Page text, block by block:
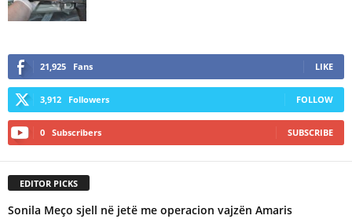
21,925 Fans LIKE
3,912 Followers FOLLOW
0 Subscribers SUBSCRIBE
EDITOR PICKS
Sonila Meço sjell në jetë me operacion vajzën Amaris